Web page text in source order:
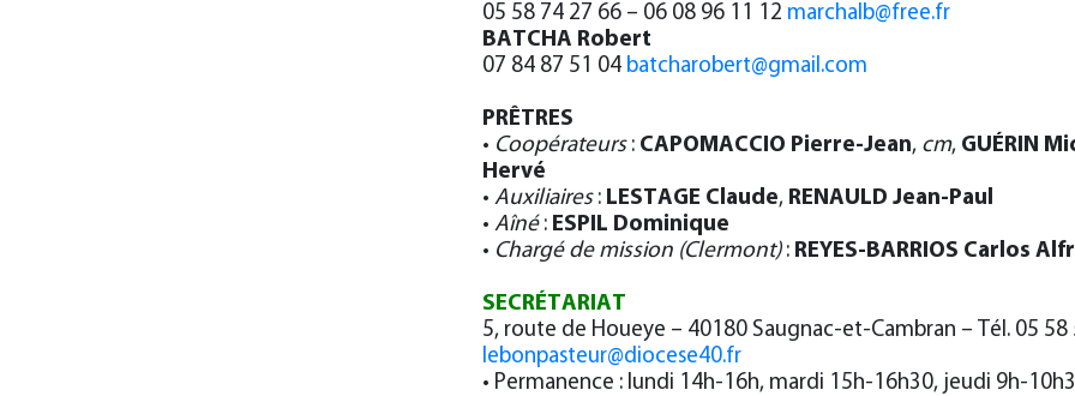
05 58 74 27 66 – 06 08 96 11 12 marchalb@free.fr
BATCHA Robert
07 84 87 51 04 batcharobert@gmail.com
PRÊTRES
• Coopérateurs: CAPOMACCIO Pierre-Jean, cm, GUÉRIN
Hervé
• Auxiliaires: LESTAGE Claude, RENAULD Jean-Paul
• Aîné : ESPIL Dominique
• Chargé de mission (Clermont): REYES-BARRIOS Carlos
SECRÉTARIAT
5, route de Houeye – 40180 Saugnac-et-Cambran – Tél. 05 58
lebonpasteur@diocese40.fr
• Permanence : lundi 14h-16h, mardi 15h-16h30, jeudi 9h-